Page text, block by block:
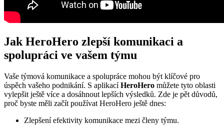
Jak HeroHero zlepší komunikaci a
spolupráci ve vašem týmu
Vaše týmová komunikace a spolupráce mohou být klíčové pro
úspěch vašeho podnikání. S aplikacíHeroHero můžete tyto oblasti
vylepšit ještě více a dosáhnout lepších výsledků. Zde je pět důvodů,
proč byste měli začít používat HeroHero ještě dnes:
Zlepšení efektivity komunikace mezi členy týmu.